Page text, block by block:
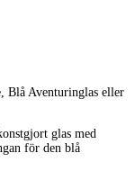
Blå Aventuringlas eller
glas med
för den blå